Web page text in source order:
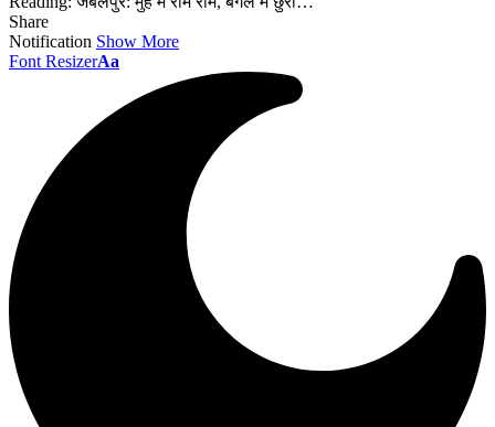
Share
Notification Show More
Font ResizerAa